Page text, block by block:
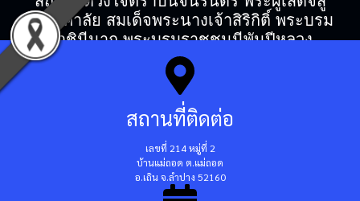
สวรรคาลัย สมเด็จพระนางเจ้าสิริกิติ์ พระบรม
ราชินีนาถ พระบรมราชชนนีพันปีหลวง
สถานที่ติดต่อ
เลขที่ 214 หมู่ที่ 2
บ้านแม่ถอด ต.แม่ถอด
อ.เถิน จ.ลำปาง 52160